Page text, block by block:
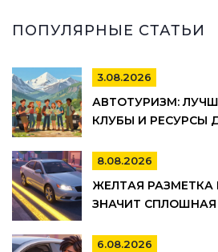
ПОПУЛЯРНЫЕ СТАТЬИ
3.08.2026
АВТОТУРИЗМ:
КЛУБЫ И РЕСУРСЫ
8.08.2026
ЖЕЛТАЯ РАЗМЕТКА
ЗНАЧИТ
ШТРАФЫ
6.08.2026